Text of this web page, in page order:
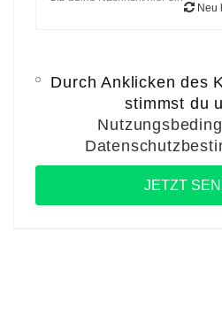
Neu
Durch Anklicken des
stimmst du